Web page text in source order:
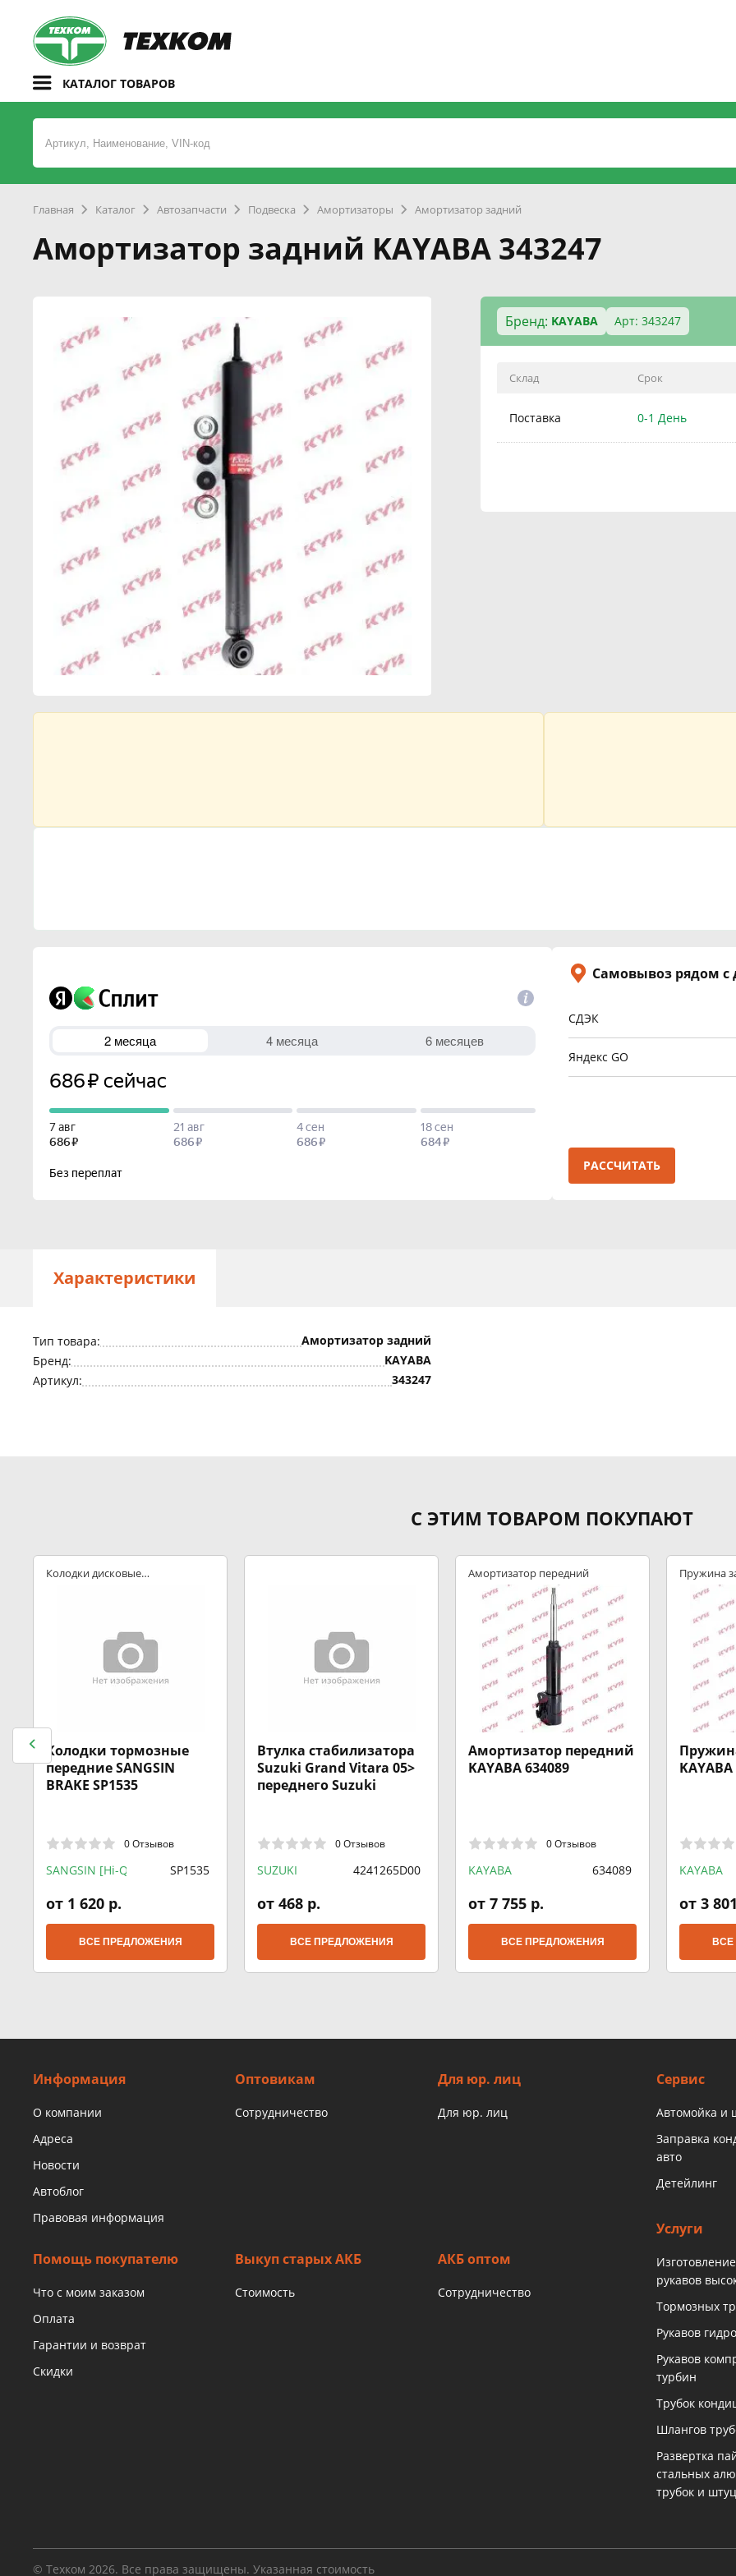
КАТАЛОГ ТОВАРОВ
Главная Каталог Автозапчасти Подвеска Амортизаторы Амортизатор задний
Амортизатор задний KAYABA 343247
Бренд: KAYABA Арт: 343247
Склад Срок
Поставка 0-1 День
Самовывоз рядом
СДЭК
Яндекс GO
РАССЧИТАТЬ
Характеристики
Тип товара:
Амортизатор задний
Бренд:
KAYABA
Артикул:
343247
С ЭТИМ ТОВАРОМ ПОКУПАЮТ
Колодки дисковые
передние
Колодки тормозные
передние SANGSIN
BRAKE SP1535
0 Отзывов
SANGSIN [Hi-Q] SP1535
от 1 620 р.
ВСЕ ПРЕДЛОЖЕНИЯ
Втулка стабилизатора
Suzuki Grand Vitara 05>
переднего Suzuki
0 Отзывов
SUZUKI 4241265D00
от 468 р.
ВСЕ ПРЕДЛОЖЕНИЯ
Амортизатор передний
Амортизатор передний
KAYABA 634089
0 Отзывов
KAYABA 634089
от 7 755 р.
ВСЕ ПРЕДЛОЖЕНИЯ
Пружина
KAYABA
KAYABA
от 3
Информация
О компании
Адреса
Новости
Автоблог
Правовая информация
Оптовикам
Сотрудничество
Для юр. лиц
Для юр. лиц
Помощь покупателю
Что с моим заказом
Оплата
Гарантии и возврат
Скидки
Выкуп старых АКБ
Стоимость
АКБ оптом
Сотрудничество
Сервис
Автомойка и
Заправка
авто
Детейлинг
Услуги
рукавов
Тормозных
Рукавов
Рукавов
турбин
Трубок
Шлангов
Развертка
стальных
трубок и
© Техком 2026. Все права защищены. Указанная стоимость